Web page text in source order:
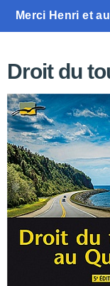
Merci Henri et
Droit du